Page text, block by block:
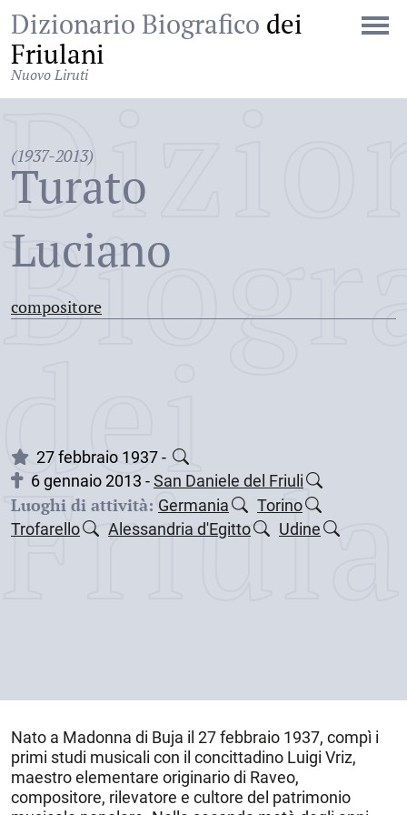
Dizionario Biografico dei
Friulani
Nuovo Liruti
(1937-2013)
Turato
Luciano
compositore
dei
27 febbraio 1937 -
6 gennaio 2013 -San Daniele del Friuli
Luoghi di attività: Germania
Torino
Trofarello
Alessandria d'Egitto Udine
Nato a Madonna di Buja il 27 febbraio 1937, compì i
primi studi musicali con il concittadino Luigi Vriz,
maestro elementare originario di Raveo,
compositore, rilevatore e cultore del patrimonio